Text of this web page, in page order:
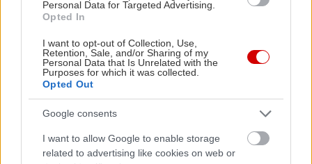
Personal Data for Targeted Advertising.
Opted In
I want to opt-out of Collection, Use,
Retention, Sale, and/or Sharing of my
Personal Data that Is Unrelated with the
Purposes for which it was collected.
Opted Out
Google consents
I want to allow Google to enable storage
related to advertising like cookies on web or
καλεσμένη σε τηλεοπτική εκπομπή, φάνηκε να
διαφημιστικό κόλπο; Οι φήμες οργίαζαν: Μήπως η
ίδια κρύβει μαξιλάρια στην κοιλιά της όσο μία
παρένθετη μητέρα κυοφορεί το παιδί της; Μήπως
σκοπεύει να υιοθετήσει σαν την Angelina; Μήπως
οι φήμες είναι υπερβολικές; Οι φωτογραφίες της
λίγο αργότερα, που απεικόνιζαν την φουσκωμένη